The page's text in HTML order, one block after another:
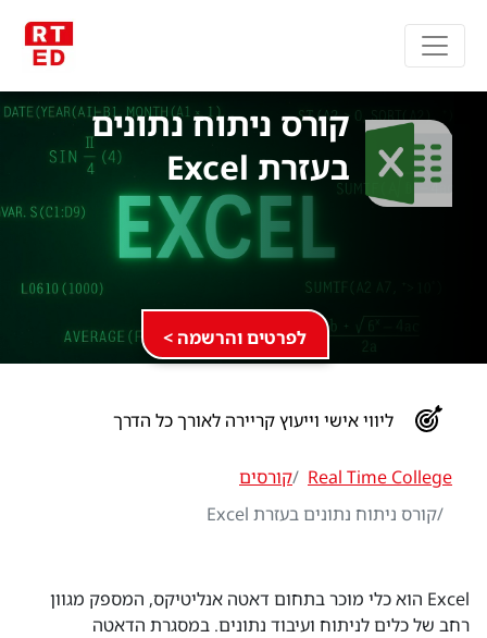
קורס ניתוח נתונים
בעזרת Excel
ליווי אישי וייעוץ קריירה לאורך כל הדרך
לפרטים והרשמה >
Real Time College
קורסים
קורס ניתוח נתונים בעזרת Excel
Excel הוא כלי מוכר בתחום דאטה אנליטיקס, המספק מגוון
רחב של כלים לניתוח ועיבוד נתונים. במסגרת הדאטה